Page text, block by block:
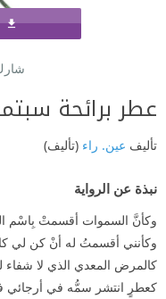
عطر برائحة
تأليف عين. راء (تأليف)
نبذة عن الرواية
وكأنَّ السموات أقسمتْ بِاسْم
وكأنني أقسمتُ له أنْ كن لي
كالمرض المعدي الذي لا شفاء
كعطرٍ انتشر سمُّه في أرجائي